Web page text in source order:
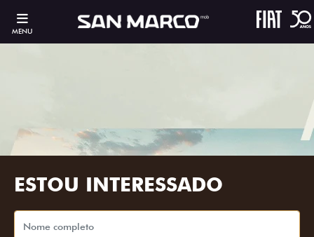
MENU
ESTOU INTERESSADO